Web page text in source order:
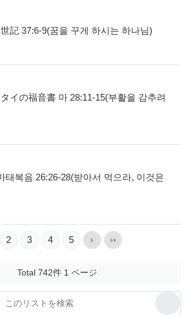
記 37:6-9(꿈을 꾸게 하시는 하나님)
イの福音書 마 28:11-15(부활을 감추려
태복음 26:26-28(받아서 먹으라, 이것은
2 3 4 5
Total 742件1 ページ